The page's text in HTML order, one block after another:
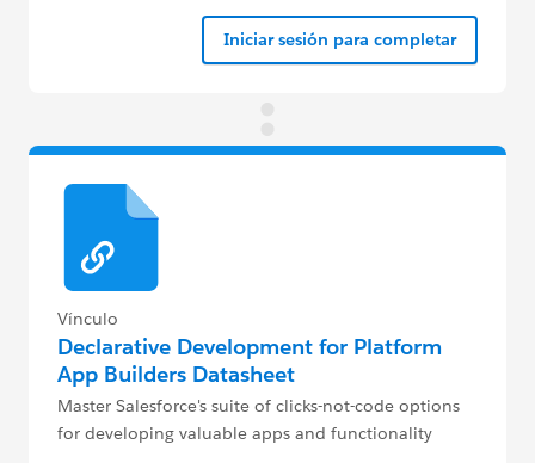
Iniciar sesión para completar
Vínculo
Declarative Development for Platform
App Builders Datasheet
Master Salesforce's suite of clicks-not-code options
for developing valuable apps and functionality